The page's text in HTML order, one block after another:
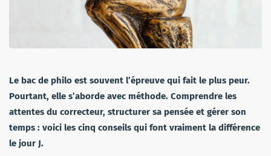
Le bac de philo est souvent l’épreuve qui fait le plus peur.
Pourtant, elle s’aborde avec méthode. Comprendre les
attentes du correcteur, structurer sa pensée et gérer son
temps : voici les cinq conseils qui font vraiment la différence
le jour J.